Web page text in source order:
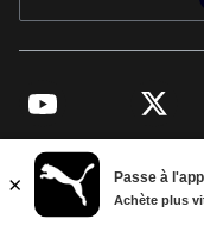
YouTube Twitter
© PUMA